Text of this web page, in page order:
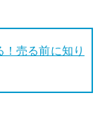
！売る前に知り